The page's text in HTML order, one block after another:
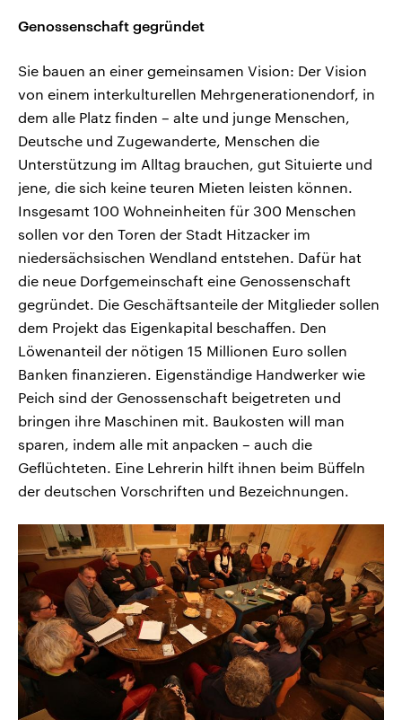
Genossenschaft gegründet
Sie bauen an einer gemeinsamen Vision: Der Vision
von einem interkulturellen Mehrgenerationendorf, in
dem alle Platz finden – alte und junge Menschen,
Deutsche und Zugewanderte, Menschen die
Unterstützung im Alltag brauchen, gut Situierte und
jene, die sich keine teuren Mieten leisten können.
Insgesamt 100 Wohneinheiten für 300 Menschen
sollen vor den Toren der Stadt Hitzacker im
niedersächsischen Wendland entstehen. Dafür hat
die neue Dorfgemeinschaft eine Genossenschaft
gegründet. Die Geschäftsanteile der Mitglieder sollen
dem Projekt das Eigenkapital beschaffen. Den
Löwenanteil der nötigen 15 Millionen Euro sollen
Banken finanzieren. Eigenständige Handwerker wie
Peich sind der Genossenschaft beigetreten und
bringen ihre Maschinen mit. Baukosten will man
sparen, indem alle mit anpacken – auch die
Geflüchteten. Eine Lehrerin hilft ihnen beim Büffeln
der deutschen Vorschriften und Bezeichnungen.